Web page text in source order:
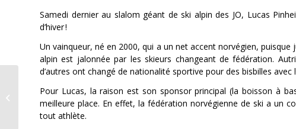
Samedi dernier au slalom géant de ski alpin des JO, Lucas
d’hiver !
Un vainqueur, né en 2000, qui a un net accent norvégien, puisque
alpin est jalonnée par les skieurs changeant de fédération.
d’autres ont changé de nationalité sportive pour des bisbilles
Pour Lucas, la raison est son sponsor principal (la boisson à
meilleure place. En effet, la fédération norvégienne de ski a un
tout athlète.
paroisse a-t-elle été
miraculeuse?